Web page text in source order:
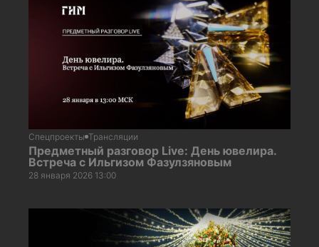
Спецпроекты Трансляции
Предметный разговор Live: День ювелира.
Встреча с Ильгизом Фазулзяновым
28 января 2026 13:00